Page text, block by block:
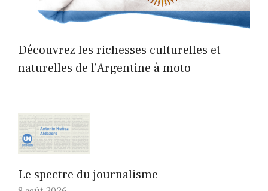
Découvrez les richesses culturelles et
naturelles de l’Argentine à moto
Le spectre du journalisme